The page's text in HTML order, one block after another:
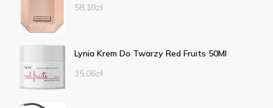
58,10zł
Lynia Krem Do Twarzy Red Fruits 50Ml
35,06zł